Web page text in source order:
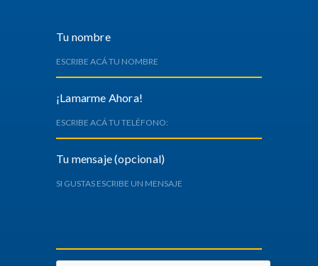
Tu nombre
¡Lamarme Ahora!
Tu mensaje (opcional)